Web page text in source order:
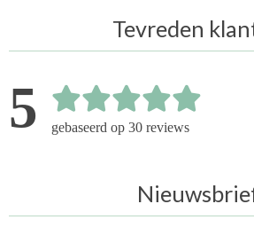
Tevreden
5 gebaseerd op 30 reviews